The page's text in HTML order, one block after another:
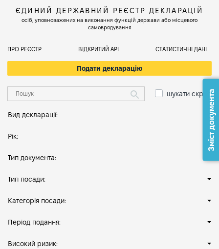
ЄДИНИЙ ДЕРЖАВНИЙ РЕЄСТР ДЕКЛАРАЦІЙ
осіб, уповноважених на виконання функцій держави або місцевого
самоврядування
ПРО РЕЄСТР ВІДКРИТИЙ АРІ СТАТИСТИЧНІ ДАНІ
Подати декларацію
шукати скрізь
Вид декларації:
Рік:
Тип документа:
Тип посади:
Категорія посади:
Період подання:
Високий ризик:
Зміст документа